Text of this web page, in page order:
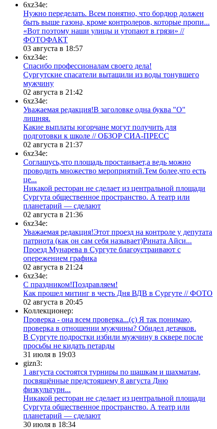
6xz34e:
Нужно переделать. Всем понятно, что бордюр должен
быть выше газона, кроме контролеров, которые пропи...
«Вот поэтому наши улицы и утопают в грязи» //
ФОТОФАКТ
03 августа в 18:57
6xz34e:
Спасибо профессионалам своего дела!
Сургутские спасатели вытащили из воды тонувшего
мужчину
02 августа в 21:42
6xz34e:
Уважаемая редакция!В заголовке одна буква "О"
лишняя.
Какие выплаты югорчане могут получить для
подготовки к школе // ОБЗОР СИА-ПРЕСС
02 августа в 21:37
6xz34e:
Соглашусь,что площадь простаивает,а ведь можно
проводить множество мероприятий.Тем более,что есть
це...
​Никакой ресторан не сделает из центральной площади
Сургута общественное пространство. А театр или
планетарий — сделают
02 августа в 21:36
6xz34e:
Уважаемая редакция!Этот проезд на контроле у депутата
патриота (как он сам себя называет)Рината Айси...
​Проезд Мунарева в Сургуте благоустраивают с
опережением графика
02 августа в 21:24
6xz34e:
С праздником!Поздравляем!
Как прошел митинг в честь Дня ВДВ в Сургуте // ФОТО
02 августа в 20:45
Коллекционер:
Проверка - она всем проверка...(с) Я так понимаю,
проверка в отношении мужчины? Обидел детачков.
В Сургуте подростки избили мужчину в сквере после
просьбы не кидать петарды
31 июля в 19:03
gizn3:
1 августа состоятся турниры по шашкам и шахматам,
посвящённые предстоящему 8 августа Дню
физкультурн...
​Никакой ресторан не сделает из центральной площади
Сургута общественное пространство. А театр или
планетарий — сделают
30 июля в 18:34